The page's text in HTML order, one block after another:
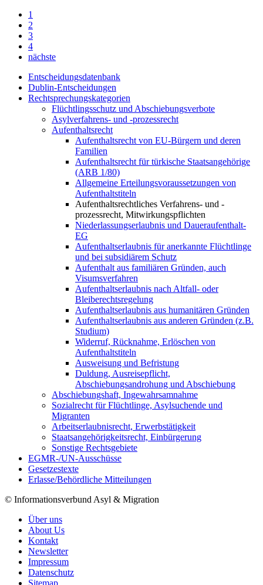
1
2
3
4
nächste
Entscheidungsdatenbank
Dublin-Entscheidungen
Rechtsprechungskategorien
Flüchtlingsschutz und Abschiebungsverbote
Asylverfahrens- und -prozessrecht
Aufenthaltsrecht
Aufenthaltsrecht von EU-Bürgern und deren
Familien
Aufenthaltsrecht für türkische Staatsangehörige
(ARB 1/80)
Allgemeine Erteilungsvoraussetzungen von
Aufenthaltstiteln
Aufenthaltsrechtliches Verfahrens- und -
prozessrecht, Mitwirkungspflichten
Niederlassungserlaubnis und Daueraufenthalt-
EG
Aufenthaltserlaubnis für anerkannte Flüchtlinge
und bei subsidiärem Schutz
Aufenthalt aus familiären Gründen, auch
Visumsverfahren
Aufenthaltserlaubnis nach Altfall- oder
Bleiberechtsregelung
Aufenthaltserlaubnis aus humanitären Gründen
Aufenthaltserlaubnis aus anderen Gründen (z.B.
Studium)
Widerruf, Rücknahme, Erlöschen von
Aufenthaltstiteln
Ausweisung und Befristung
Duldung, Ausreisepflicht,
Abschiebungsandrohung und Abschiebung
Abschiebungshaft, Ingewahrsamnahme
Sozialrecht für Flüchtlinge, Asylsuchende und
Migranten
Arbeitserlaubnisrecht, Erwerbstätigkeit
Staatsangehörigkeitsrecht, Einbürgerung
Sonstige Rechtsgebiete
EGMR-/UN-Ausschüsse
Gesetzestexte
Erlasse/Behördliche Mitteilungen
© Informationsverbund Asyl & Migration
Über uns
About Us
Kontakt
Newsletter
Impressum
Datenschutz
Sitemap